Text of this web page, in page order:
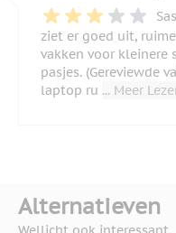
ziet er goed uit,
vakken voor kleinere
pasjes. (Gereviewde
laptop ru ... Meer
Alternatieven